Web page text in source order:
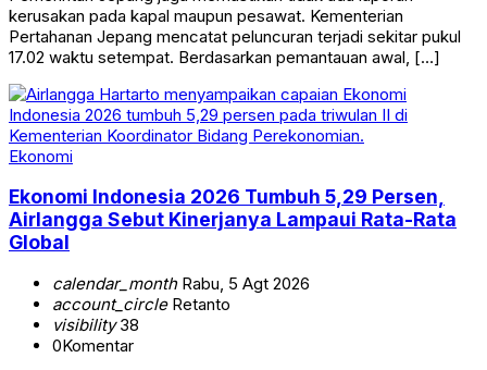
kerusakan pada kapal maupun pesawat. Kementerian
Pertahanan Jepang mencatat peluncuran terjadi sekitar pukul
17.02 waktu setempat. Berdasarkan pemantauan awal, […]
Ekonomi
Ekonomi Indonesia 2026 Tumbuh 5,29 Persen,
Airlangga Sebut Kinerjanya Lampaui Rata-Rata
Global
calendar_monthRabu, 5 Agt 2026
account_circleRetanto
visibility38
0Komentar